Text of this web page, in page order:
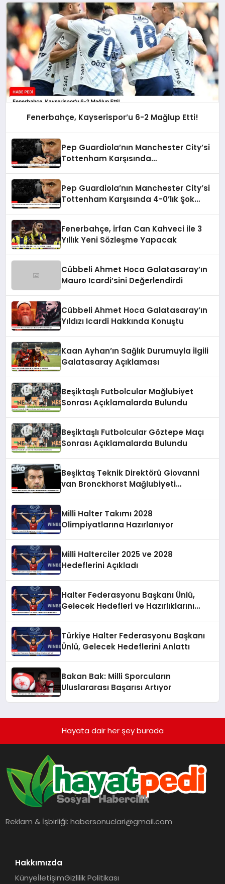
Fenerbahçe, Kayserispor’u 6-2 Mağlup Etti!
Pep Guardiola’nın Manchester City’si
Tottenham Karşısında
Pep Guardiola’nın Manchester City’si
Tottenham Karşısında 4-0’lık Şok
Fenerbahçe, İrfan Can Kahveci ile 3
Yıllık Yeni Sözleşme Yapacak
Cübbeli Ahmet Hoca Galatasaray’ın
Mauro Icardi’sini Değerlendirdi
Cübbeli Ahmet Hoca Galatasaray’ın
Yıldızı Icardi Hakkında Konuştu
Kaan Ayhan’ın Sağlık Durumuyla İlgili
Galatasaray Açıklaması
Beşiktaşlı Futbolcular Mağlubiyet
Sonrası Açıklamalarda Bulundu
Beşiktaşlı Futbolcular Göztepe Maçı
Sonrası Açıklamalarda Bulundu
Beşiktaş Teknik Direktörü Giovanni
van Bronckhorst Mağlubiyeti
Milli Halter Takımı 2028
Olimpiyatlarına Hazırlanıyor
Milli Halterciler 2025 ve 2028
Hedeflerini Açıkladı
Halter Federasyonu Başkanı Ünlü,
Gelecek Hedefleri ve Hazırlıklarını
Türkiye Halter Federasyonu Başkanı
Ünlü, Gelecek Hedeflerini Anlattı
Bakan Bak: Milli Sporcuların
Uluslararası Başarısı Artıyor
Hayata dair her şey burada
Reklam & İşbirliği:habersonuclari@gmail.com
Hakkımızda
KünyeİletişimGizlilik Politikası